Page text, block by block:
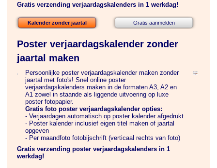
Gratis verzending verjaardagskalenders in 1 werkdag!
Kalender zonder jaartal Gratis aanmelden
Poster verjaardagskalender zonder
jaartal maken
Persoonlijke poster verjaardagskalender maken zonder
jaartal met foto's! Snel online poster
verjaardagskalenders maken in de formaten A3, A2 en
A1 zowel in staande als liggende uitvoering op luxe
poster fotopapier.
Gratis foto poster verjaardagskalender opties:
- Verjaardagen automatisch op poster kalender afgedrukt
- Poster kalender inclusief eigen titel maken of jaartal
opgeven
- Per maandfoto fotobijschrift (verticaal rechts van foto)
Gratis verzending poster verjaardagskalenders in 1
werkdag!